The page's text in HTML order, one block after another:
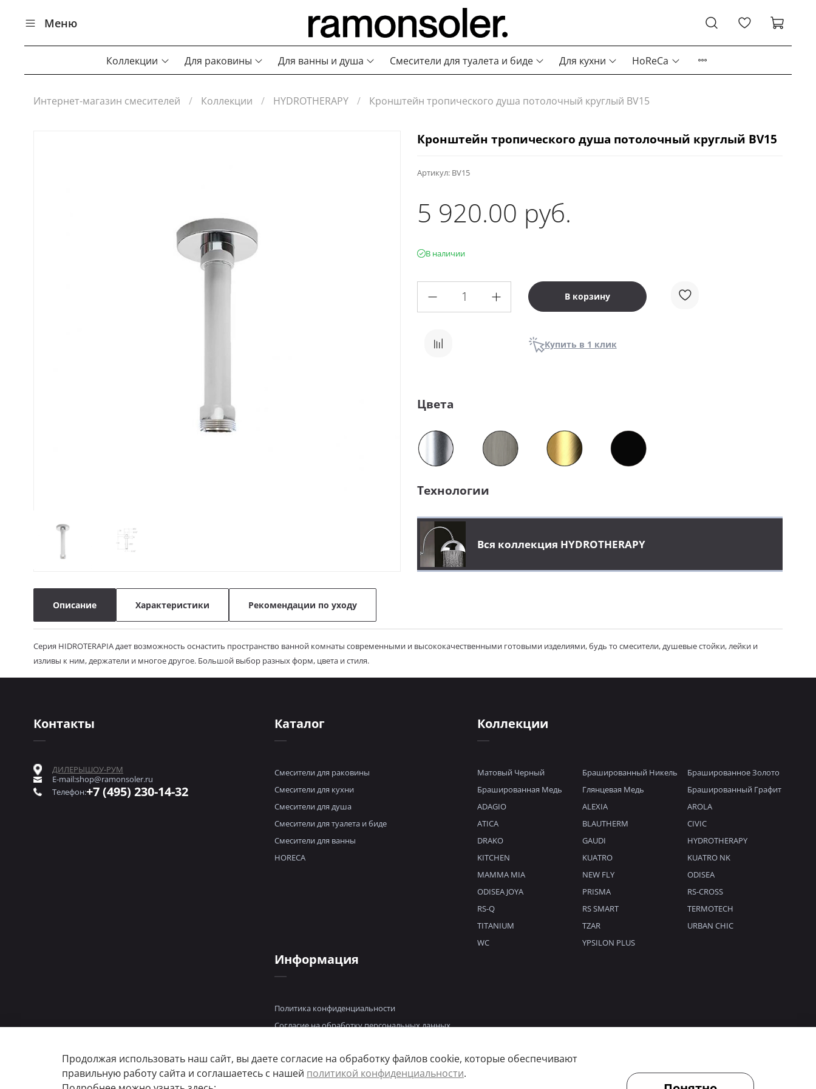
Меню
Коллекции Для раковины Для ванны и душа Смесители для туалета и биде Для кухни HoReCa
Интернет-магазин смесителей Коллекции HYDROTHERAPY Кронштейн тропического душа потолочный круглый BV15
Артикул: BV15
В наличии
Кронштейн тропического душа потолочный круглый BV15
5 920.00 руб.
В корзину
Купить в 1 клик
Цвета
Технологии
Вся коллекция HYDROTHERAPY
Описание Характеристики Рекомендации по уходу
Серия HIDROTERAPIA дает возможность оснастить пространство ванной комнаты современными и высококачественными готовыми изделиями, будь то смесители, душевые стойки, лейки и
изливы к ним, держатели и многое другое. Большой выбор разных форм, цвета и стиля.
Каталог
Смесители для раковины
Смесители для кухни
Смесители для душа
Смесители для туалета и биде
Смесители для ванны
HORECA
Коллекции
Матовый Черный Брашированный Никель
Брашированное Золото
Брашированная Медь
Глянцевая Медь
Брашированный Графит
ADAGIO
ALEXIA
AROLA
ATICA
BLAUTHERM
CIVIC
DRAKO
GAUDI
HYDROTHERAPY
KITCHEN
KUATRO
KUATRO NK
MAMMA MIA
NEW FLY
ODISEA
ODISEA JOYA
PRISMA
RS-CROSS
RS-Q
RS SMART
TERMOTECH
TITANIUM
TZAR
URBAN CHIC
WC
YPSILON PLUS
Информация
Политика конфиденциальности
Согласие на обработку персональных данных
Контакты
ДИЛЕРЫШОУ-РУМ
E-mail:shop@ramonsoler.ru
Телефон:+7 (495) 230-14-32
Продолжая использовать наш сайт, вы даете согласие на обработку файлов cookie, которые обеспечивают
правильную работу сайта и соглашаетесь с нашей политикой конфиденциальности.